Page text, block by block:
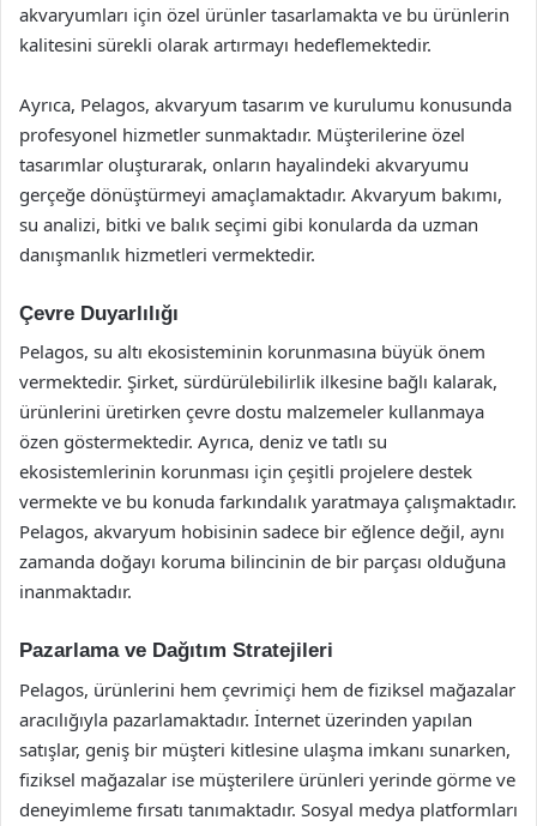
akvaryumları için özel ürünler tasarlamakta ve bu ürünlerin
kalitesini sürekli olarak artırmayı hedeflemektedir.
Ayrıca, Pelagos, akvaryum tasarım ve kurulumu konusunda
profesyonel hizmetler sunmaktadır. Müşterilerine özel
tasarımlar oluşturarak, onların hayalindeki akvaryumu
gerçeğe dönüştürmeyi amaçlamaktadır. Akvaryum bakımı,
su analizi, bitki ve balık seçimi gibi konularda da uzman
danışmanlık hizmetleri vermektedir.
Çevre Duyarlılığı
Pelagos, su altı ekosisteminin korunmasına büyük önem
vermektedir. Şirket, sürdürülebilirlik ilkesine bağlı kalarak,
ürünlerini üretirken çevre dostu malzemeler kullanmaya
özen göstermektedir. Ayrıca, deniz ve tatlı su
ekosistemlerinin korunması için çeşitli projelere destek
vermekte ve bu konuda farkındalık yaratmaya çalışmaktadır.
Pelagos, akvaryum hobisinin sadece bir eğlence değil, aynı
zamanda doğayı koruma bilincinin de bir parçası olduğuna
inanmaktadır.
Pazarlama ve Dağıtım Stratejileri
Pelagos, ürünlerini hem çevrimiçi hem de fiziksel mağazalar
aracılığıyla pazarlamaktadır. İnternet üzerinden yapılan
satışlar, geniş bir müşteri kitlesine ulaşma imkanı sunarken,
fiziksel mağazalar ise müşterilere ürünleri yerinde görme ve
deneyimleme fırsatı tanımaktadır. Sosyal medya platformları